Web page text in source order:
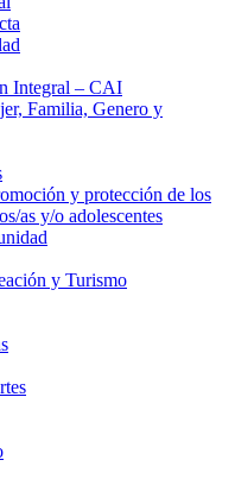
Integral – CAI
Familia, Genero y
y protección de los
as y/o adolescentes
y Turismo